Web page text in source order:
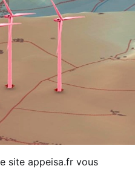
site appeisa.fr vous